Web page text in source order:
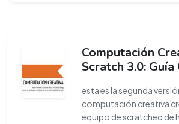
Computación
Scratch 3.0:
esta es la segunda
computación creativa
equipo de scratched de